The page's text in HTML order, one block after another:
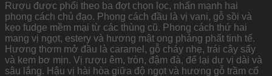
Rượu được phối theo ba đợt chọn lọc, nhấn mạnh hai
phong cách chủ đạo. Phong cách đầu là vị vani, gỗ sồi và
kẹo fudge mềm mại từ các thùng cũ. Phong cách thứ hai
mang vị ngọt, estery và hương mật ong phảng phất tinh tế.
Hương thơm mở đầu là caramel, gỗ cháy nhẹ, trái cây sấy
và kem bơ mịn. Vị rượu êm, tròn, đậm đà, để lại dư vị dài và
sâu lắng. Hậu vị hài hòa giữa độ ngọt và hương gỗ trầm cổ